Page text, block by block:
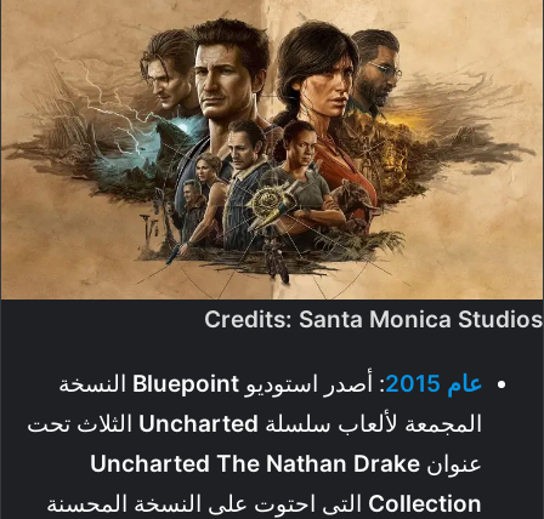
Credits: Santa Monica Studios
عام 2015: أصدر استوديو Bluepoint النسخة
المجمعة لألعاب سلسلة Uncharted الثلاث تحت
عنوان Uncharted The Nathan Drake
Collection التى احتوت على النسخة المحسنة